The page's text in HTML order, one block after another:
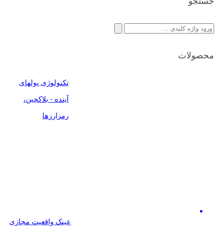
محصولات
تکنولوژی پولهای
آینده - بلاکچین،
رمزارزها
عینک واقعیت مجازی